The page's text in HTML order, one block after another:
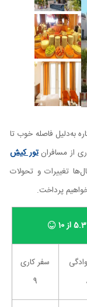
داده این هتل 3 ستاره به‌دلیل فاصله خوب تا
از مسافرانتور کیش
تغییرات و تحولات
پرداخت.
5.3 از 10
سفر کاری
9